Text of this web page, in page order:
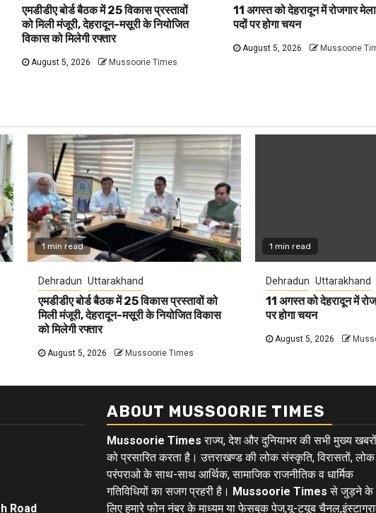
एमडीडीए बोर्ड बैठक में 25 विकास प्रस्तावों
को मिली मंजूरी, देहरादून-मसूरी के नियोजित
विकास को मिलेगी रफ्तार
August 5, 2026 Mussoorie Times
11 अगस्त को देहरादून में रोजगार
पदों पर होगा चयन
August 5, 2026 Mussoorie
1 min read
Dehradun Uttarakhand
एमडीडीए बोर्ड बैठक में 25 विकास प्रस्तावों को
मिली मंजूरी, देहरादून-मसूरी के नियोजित विकास
को मिलेगी रफ्तार
August 5, 2026 Mussoorie Times
1 min read
Dehradun Uttarakhand
11 अगस्त को देहरादून में
पर होगा चयन
August 5, 2026
Road
ABOUT MUSSOORIE TIMES
Mussoorie Times राज्य, देश और दुनियाभर की सभी मुख्य खबरों
को प्रसारित करता है। उत्तराखण्ड की लोक संस्कृति, विरासतों, लोक
परंपराओ के साथ-साथ आर्थिक, सामाजिक राजनीतिक व धार्मिक
गतिविधियों का सजग प्रहरी है। Mussoorie Times से जुड़ने के
लिए हमारे फोन नंबर के माध्यम या फेसबुक पेज,यू-ट्यूब